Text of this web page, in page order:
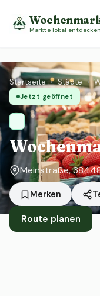
Märkte lokal entdecken
Startseite › Städte ›
Jetzt geöffnet
Meinstraße,
Merken
Route planen